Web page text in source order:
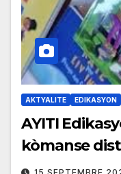
AKTYALITE EDIKASYON
AYITI
kòmanse
15 SEPTEMBRE